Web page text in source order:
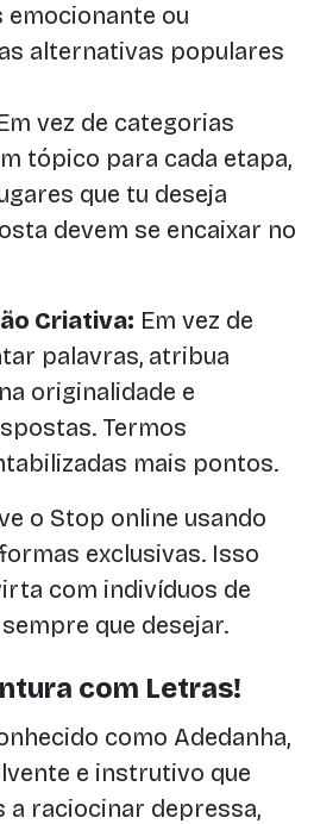
ou
alternativas populares
vez de categorias
tópico para cada etapa,
que tu deseja
devem se encaixar no
Criativa: Em vez de
palavras, atribua
originalidade e
Termos
mais pontos.
o Stop online usando
exclusivas. Isso
com indivíduos de
que desejar.
com Letras!
como Adedanha,
e instrutivo que
a raciocinar depressa,